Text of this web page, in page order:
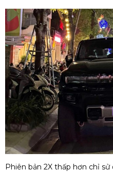
Phiên bản 2X thấp hơn chỉ